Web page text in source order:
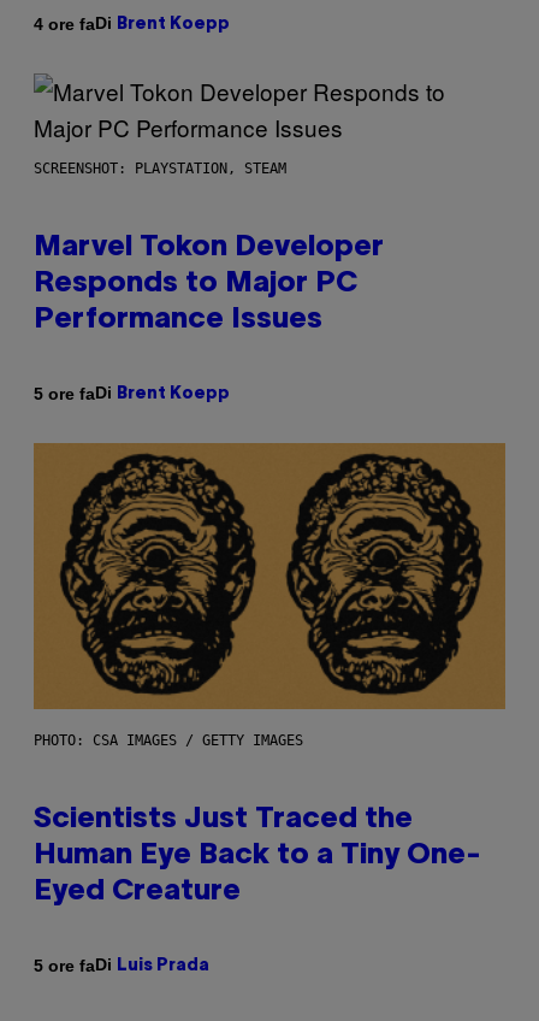
4 ore faDi Brent Koepp
SCREENSHOT: PLAYSTATION, STEAM
Marvel Tokon Developer
Responds to Major PC
Performance Issues
5 ore faDi Brent Koepp
PHOTO: CSA IMAGES / GETTY IMAGES
Scientists Just Traced the
Human Eye Back to a Tiny One-
Eyed Creature
5 ore faDi Luis Prada